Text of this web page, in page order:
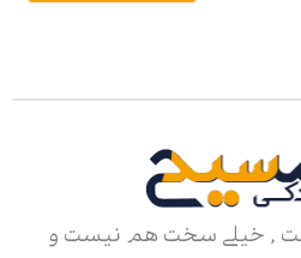
, خیلی سخت هم نیست و